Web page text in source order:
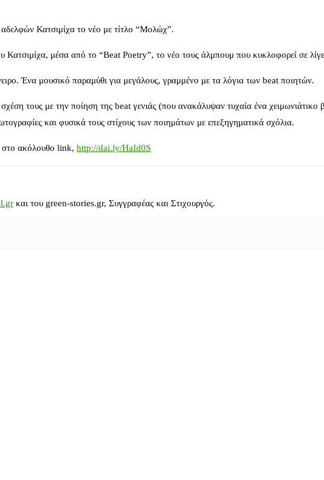
Κατσιμίχα το νέο με τίτλο “Μολώχ”.
μέσα από το “Beat Poetry”, το νέο τους άλμπουμ που κυκλοφορεί σε
Ένα μουσικό παραμύθι για μεγάλους, γραμμένο με τα λόγια των beat ποιητών.
τους με την ποίηση της beat γενιάς (που ανακάλυψαν τυχαία ένα χειμωνιάτικο
και φυσικά τους στίχους των ποιημάτων με επεξηγηματικά σχόλια.
στο ακόλουθο link, http://dai.ly/HaId0S
και του green-stories.gr, Συγγραφέας και Στιχουργός.